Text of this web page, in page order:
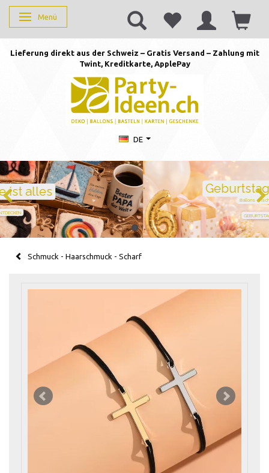
Anzeige ändern
Menü
Lieferung direkt aus der Schweiz – Gratis Versand – Zahlung mit
Twint, Kreditkarte, ApplePay
DE
Geburtstag feiern mit Stil
Ballons · Tischdeko · Karten · Zahlen
GEBURTSTAGSDEKO ENTDECKEN
Schmuck - Haarschmuck - Scharf